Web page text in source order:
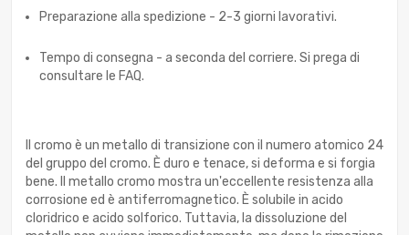
Preparazione alla spedizione - 2-3 giorni lavorativi.
Tempo di consegna - a seconda del corriere. Si prega di
consultare le FAQ.
Il cromo è un metallo di transizione con il numero atomico 24
del gruppo del cromo. È duro e tenace, si deforma e si forgia
bene. Il metallo cromo mostra un'eccellente resistenza alla
corrosione ed è antiferromagnetico. È solubile in acido
cloridrico e acido solforico. Tuttavia, la dissoluzione del